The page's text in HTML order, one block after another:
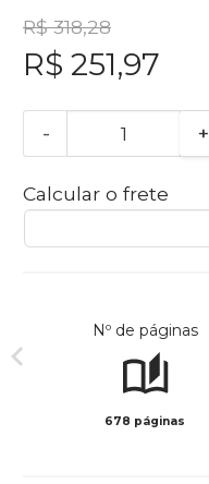
R$ 318,28
R$ 251,97
- +
Calcular o frete
Nº de páginas
678 páginas